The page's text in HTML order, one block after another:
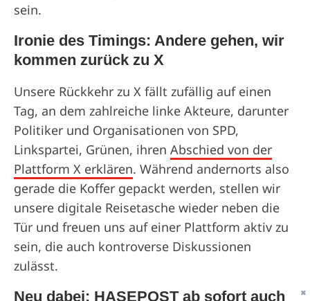
sein.
Ironie des Timings: Andere gehen, wir
kommen zurück zu X
Unsere Rückkehr zu X fällt zufällig auf einen
Tag, an dem zahlreiche linke Akteure, darunter
Politiker und Organisationen von SPD,
Linkspartei, Grünen, ihren Abschied von der
Plattform X erklären. Während andernorts also
gerade die Koffer gepackt werden, stellen wir
unsere digitale Reisetasche wieder neben die
Tür und freuen uns auf einer Plattform aktiv zu
sein, die auch kontroverse Diskussionen
zulässt.
Neu dabei: HASEPOST ab sofort auch ✖